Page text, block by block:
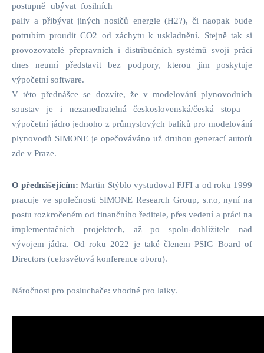
postupně ubývat fosilních
paliv a přibývat jiných nosičů energie (H2?), či naopak bude
potrubím proudit CO2 od záchytu k uskladnění. Stejně tak si
provozovatelé přepravních i distribučních systémů svoji práci
dnes neumí představit bez podpory, kterou jim poskytuje
výpočetní software.
V této přednášce se dozvíte, že v modelování plynovodních
soustav je i nezanedbatelná československá/česká stopa –
výpočetní jádro jednoho z průmyslových balíků pro modelování
plynovodů SIMONE je opečováváno už druhou generací autorů
zde v Praze.
O přednášejícím: Martin Stýblo vystudoval FJFI a od roku 1999
pracuje ve společnosti SIMONE Research Group, s.r.o, nyní na
postu rozkročeném od finančního ředitele, přes vedení a práci na
implementačních projektech, až po spolu-dohlížitele nad
vývojem jádra. Od roku 2022 je také členem PSIG Board of
Directors (celosvětová konference oboru).
Náročnost pro posluchače: vhodné pro laiky.